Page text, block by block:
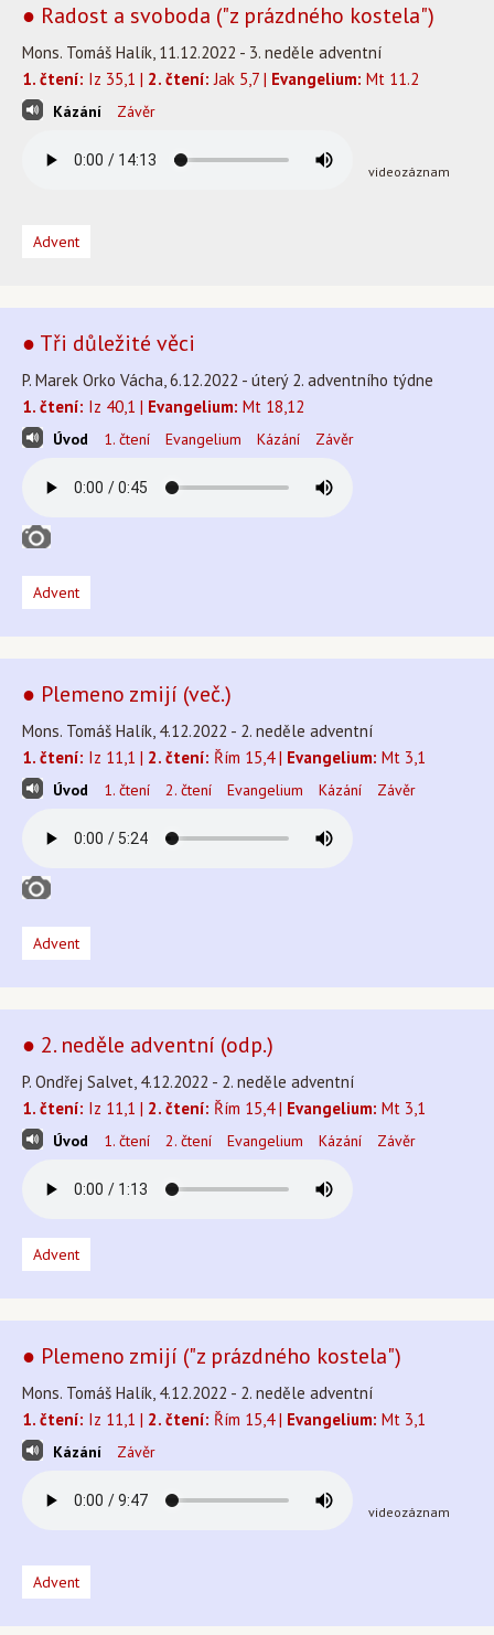
● Radost a svoboda ("z prázdného kostela")
Mons. Tomáš Halík, 11.12.2022 - 3. neděle adventní
1. čtení: Iz 35,1 | 2. čtení: Jak 5,7 | Evangelium: Mt 11.2
Kázání Závěr
videozáznam
Advent
● Tři důležité věci
P. Marek Orko Vácha, 6.12.2022 - úterý 2. adventního týdne
1. čtení: Iz 40,1 | Evangelium: Mt 18,12
Úvod 1. čtení Evangelium Kázání Závěr
Advent
● Plemeno zmijí (več.)
Mons. Tomáš Halík, 4.12.2022 - 2. neděle adventní
1. čtení: Iz 11,1 | 2. čtení: Řím 15,4 | Evangelium: Mt 3,1
Úvod 1. čtení 2. čtení Evangelium Kázání Závěr
Advent
● 2. neděle adventní (odp.)
P. Ondřej Salvet, 4.12.2022 - 2. neděle adventní
1. čtení: Iz 11,1 | 2. čtení: Řím 15,4 | Evangelium: Mt 3,1
Úvod 1. čtení 2. čtení Evangelium Kázání Závěr
Advent
● Plemeno zmijí ("z prázdného kostela")
Mons. Tomáš Halík, 4.12.2022 - 2. neděle adventní
1. čtení: Iz 11,1 | 2. čtení: Řím 15,4 | Evangelium: Mt 3,1
Kázání Závěr
videozáznam
Advent